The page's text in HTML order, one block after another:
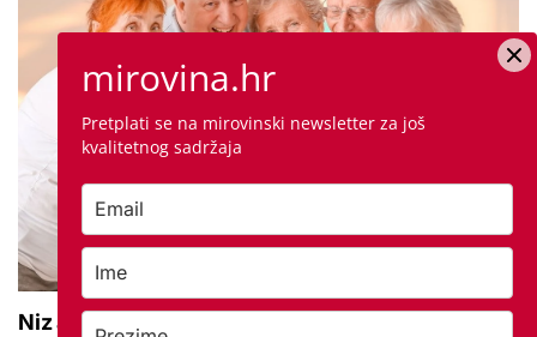
Niz aktivnosti za umirovljenike: 'Mogu jačati
mirovina.hr
Pretplati se na mirovinski newsletter za još
kvalitetnog sadržaja